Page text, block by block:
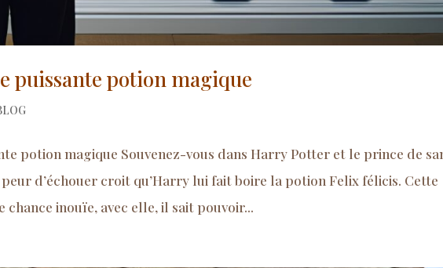
puissante potion magique
potion magique Souvenez-vous dans Harry Potter et le prince de
d’échouer croit qu’Harry lui fait boire la potion Felix félicis. Cette
chance inouïe, avec elle, il sait pouvoir...